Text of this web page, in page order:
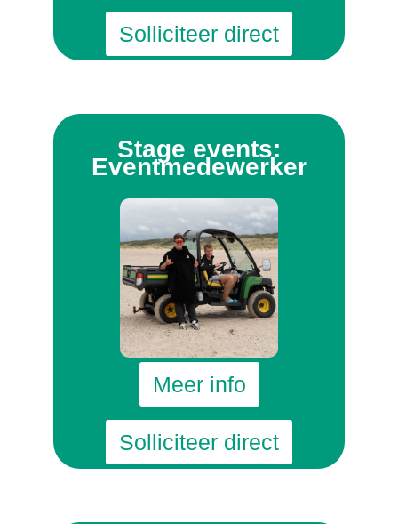
Solliciteer direct
Stage events:
Eventmedewerker
Meer info
Solliciteer direct